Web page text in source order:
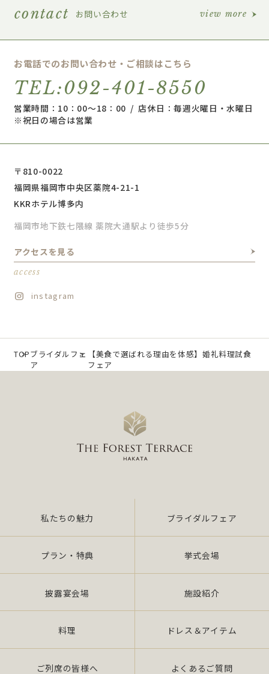
contact お問い合わせ view more
お電話でのお問い合わせ・ご相談はこちら
TEL:092-401-8550
営業時間：10：00～18：00 / 店休日：毎週火曜日・水曜日
※祝日の場合は営業
〒810-0022
福岡県福岡市中央区薬院4-21-1
KKRホテル博多内
福岡市地下鉄七隈線 薬院大通駅より徒歩5分
アクセスを見る
access
instagram
TOPブライダルフェ
ア
【美食で選ばれる理由を体感】婚礼料理試食
フェア
私たちの魅力 ブライダルフェア
プラン・特典 挙式会場
披露宴会場 施設紹介
料理 ドレス＆アイテム
ご列席の皆様へ よくあるご質問